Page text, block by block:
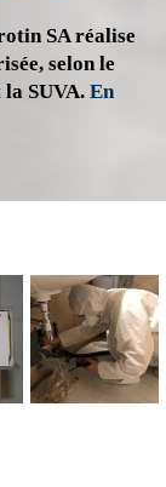
SA réalise
selon le
SUVA. En